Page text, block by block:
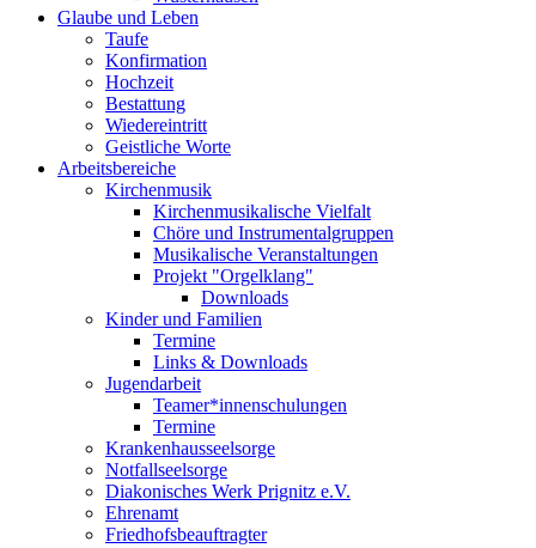
Glaube und Leben
Taufe
Konfirmation
Hochzeit
Bestattung
Wiedereintritt
Geistliche Worte
Arbeitsbereiche
Kirchenmusik
Kirchenmusikalische Vielfalt
Chöre und Instrumentalgruppen
Musikalische Veranstaltungen
Projekt "Orgelklang"
Downloads
Kinder und Familien
Termine
Links & Downloads
Jugendarbeit
Teamer*innenschulungen
Termine
Krankenhausseelsorge
Notfallseelsorge
Diakonisches Werk Prignitz e.V.
Ehrenamt
Friedhofsbeauftragter